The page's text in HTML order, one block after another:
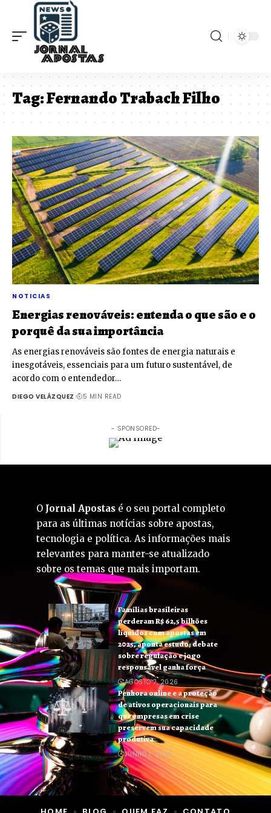
Tag:Fernando Trabach Filho
NOTICIAS
Energias renováveis: entenda o que são e o
porquê da sua importância
As energias renováveis são fontes de energia naturais e
inesgotáveis, essenciais para um futuro sustentável, de
acordo com o entendedor…
DIEGO VELÁZQUEZ 5 MIN READ
- SPONSORED-
O Jornal Apostas é o seu portal completo
para as últimas notícias sobre apostas,
tecnologia e política. As informações mais
relevantes para manter-se atualizado
sobre os temas que mais importam.
Famílias brasileiras
perderam R$ 62,5 bilhões
líquidos com apostas em
2025, aponta estudo; debate
sobre regulação e jogo
responsável ganha força
AGOSTO 7, 2026
Penhora online e a proteção
de ativos operacionais para
que empresas em crise
preservem sua capacidade
produtiva
JUNHO 1, 2026